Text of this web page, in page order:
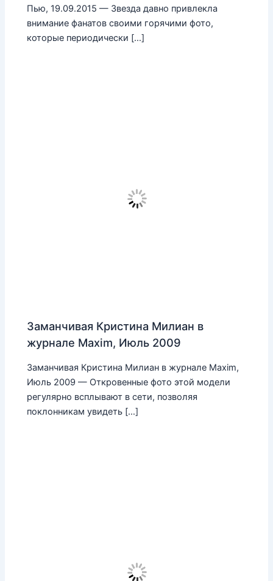
Пью, 19.09.2015 — Звезда давно привлекла
внимание фанатов своими горячими фото,
которые периодически […]
Заманчивая Кристина Милиан в
журнале Maxim, Июль 2009
Заманчивая Кристина Милиан в журнале Maxim,
Июль 2009 — Откровенные фото этой модели
регулярно всплывают в сети, позволяя
поклонникам увидеть […]